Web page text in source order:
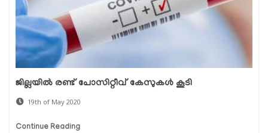
ജില്ലയില്‍ രണ്ട് പോസിറ്റീവ് കേസുകള്‍ കൂടി
19th of May 2020
Continue Reading